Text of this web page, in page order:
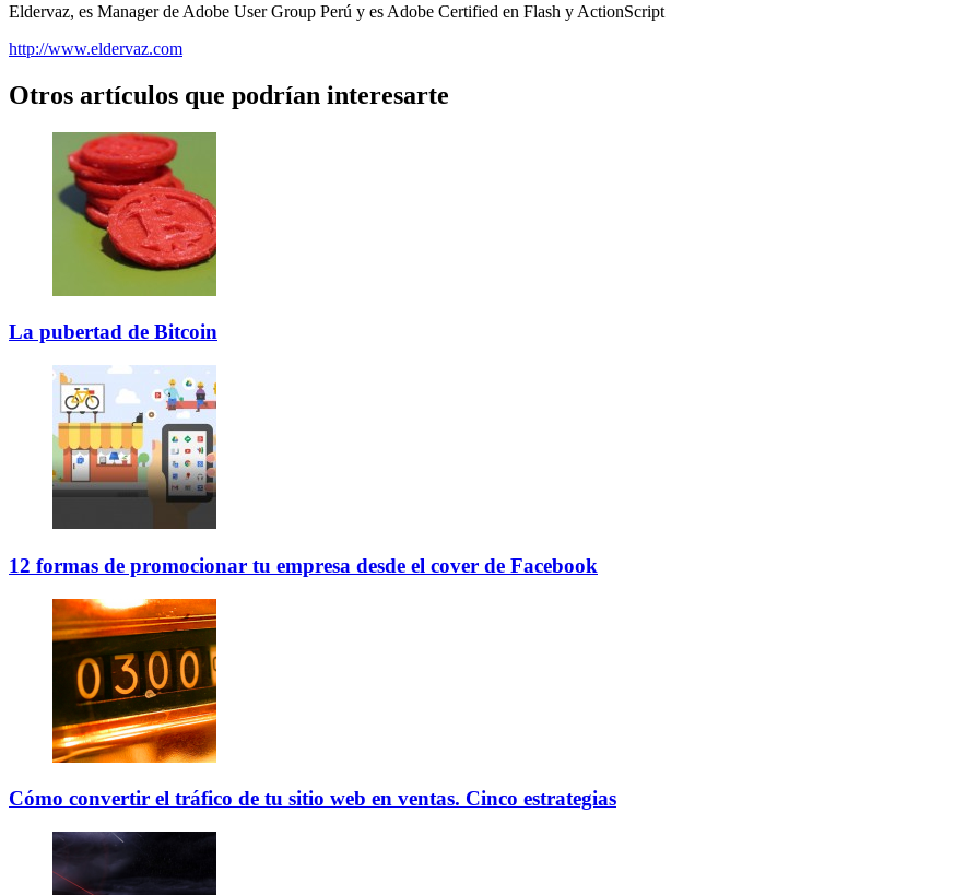
Eldervaz, es Manager de Adobe User Group Perú y es Adobe Certified en Flash y ActionScript
http://www.eldervaz.com
Otros artículos que podrían interesarte
La pubertad de Bitcoin
12 formas de promocionar tu empresa desde el cover de Facebook
Cómo convertir el tráfico de tu sitio web en ventas. Cinco estrategias